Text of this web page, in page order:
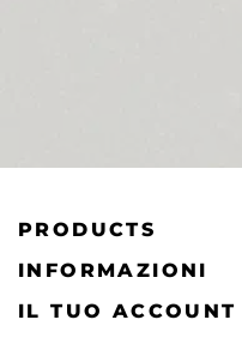
PRODUCTS
INFORMAZIONI
IL TUO ACCOUNT